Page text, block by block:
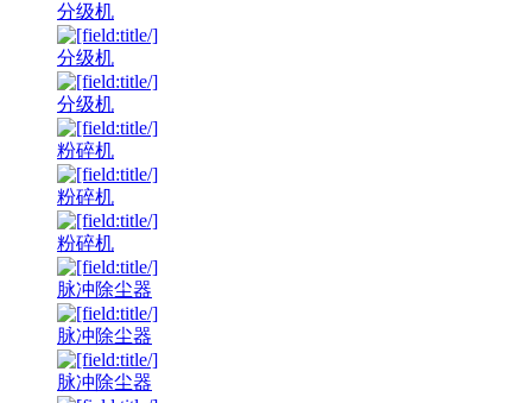
分级机
分级机
分级机
粉碎机
粉碎机
粉碎机
脉冲除尘器
脉冲除尘器
脉冲除尘器